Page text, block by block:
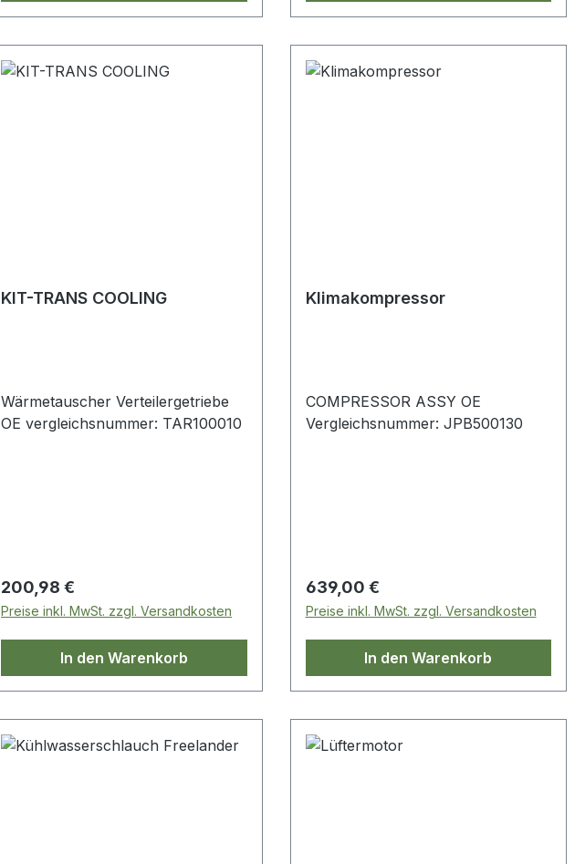
KIT-TRANS COOLING
Wärmetauscher Verteilergetriebe
OE vergleichsnummer: TAR100010
Regulärer Preis:
200,98 €
Preise inkl. MwSt. zzgl. Versandkosten
In den Warenkorb
Klimakompressor
COMPRESSOR ASSY OE
Vergleichsnummer: JPB500130
Regulärer Preis:
639,00 €
Preise inkl. MwSt. zzgl. Versandkosten
In den Warenkorb